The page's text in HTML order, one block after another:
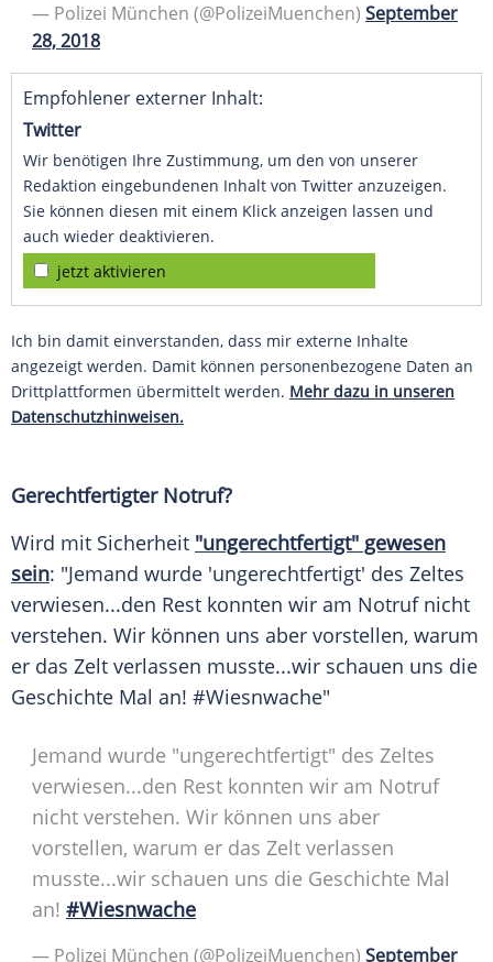
— Polizei München (@PolizeiMuenchen) September
28, 2018
Empfohlener externer Inhalt:
Twitter
Wir benötigen Ihre Zustimmung, um den von unserer
Redaktion eingebundenen Inhalt von Twitter anzuzeigen.
Sie können diesen mit einem Klick anzeigen lassen und
auch wieder deaktivieren.
jetzt aktivieren
Ich bin damit einverstanden, dass mir externe Inhalte
angezeigt werden. Damit können personenbezogene Daten an
Drittplattformen übermittelt werden. Mehr dazu in unseren
Datenschutzhinweisen.
Gerechtfertigter Notruf?
Wird mit Sicherheit "ungerechtfertigt" gewesen
sein: "Jemand wurde 'ungerechtfertigt' des Zeltes
verwiesen...den Rest konnten wir am Notrufnicht
verstehen. Wir können uns aber vorstellen, warum
er das Zelt verlassen musste...wir schauen uns die
Geschichte Mal an! #Wiesnwache"
Jemand wurde "ungerechtfertigt" des Zeltes
verwiesen...den Rest konnten wir am Notruf
nicht verstehen. Wir können uns aber
vorstellen, warum er das Zelt verlassen
musste...wir schauen uns die Geschichte Mal
an! #Wiesnwache
— Polizei München (@PolizeiMuenchen) September